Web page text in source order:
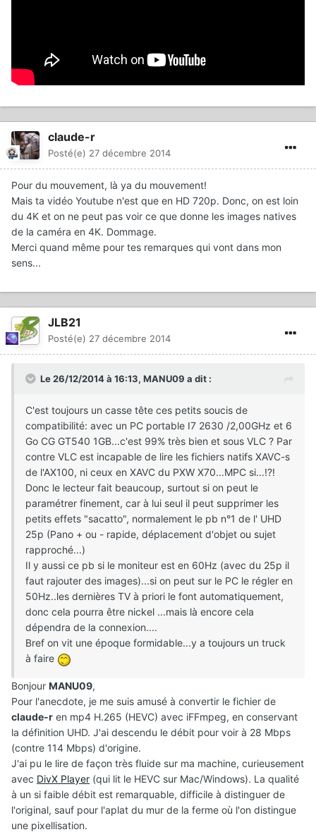
claude-r
Posté(e) 27 décembre 2014
Pour du mouvement, là ya du mouvement!
Mais ta vidéo Youtube n'est que en HD 720p. Donc, on est loin
du 4K et on ne peut pas voir ce que donne les images natives
de la caméra en 4K. Dommage.
Merci quand même pour tes remarques qui vont dans mon
sens...
JLB21
Posté(e) 27 décembre 2014
Le 26/12/2014 à 16:13, MANU09 a dit :
C'est toujours un casse tête ces petits soucis de
compatibilité: avec un PC portable I7 2630 /2,00GHz et 6
Go CG GT540 1GB...c'est 99% très bien et sous VLC ? Par
contre VLC est incapable de lire les fichiers natifs XAVC-s
de l'AX100, ni ceux en XAVC du PXW X70...MPC si...!?!
Donc le lecteur fait beaucoup, surtout si on peut le
paramétrer finement, car à lui seul il peut supprimer les
petits effets "sacatto", normalement le pb n°1 de l' UHD
25p (Pano + ou - rapide, déplacement d'objet ou sujet
rapproché...)
Il y aussi ce pb si le moniteur est en 60Hz (avec du 25p il
faut rajouter des images)...si on peut sur le PC le régler en
50Hz..les dernières TV à priori le font automatiquement,
donc cela pourra être nickel ...mais là encore cela
dépendra de la connexion....
Bref on vit une époque formidable...y a toujours un truck
à faire
Bonjour MANU09,
Pour l'anecdote, je me suis amusé à convertir le fichier de
claude-r en mp4 H.265 (HEVC) avec iFFmpeg, en conservant
la définition UHD. J'ai descendu le débit pour voir à 28 Mbps
(contre 114 Mbps) d'origine.
J'ai pu le lire de façon très fluide sur ma machine, curieusement
avec DivX Player (qui lit le HEVC sur Mac/Windows). La qualité
à un si faible débit est remarquable, difficile à distinguer de
l'original, sauf pour l'aplat du mur de la ferme où l'on distingue
une pixellisation.